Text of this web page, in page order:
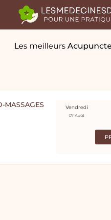
Les meilleurs
MASSAGES Vendredi
07 Août